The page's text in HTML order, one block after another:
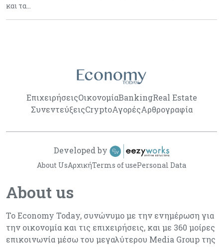
και τα…
ΕπιχειρήσειςΟικονομίαBankingReal Estate
ΣυνεντεύξειςCryptoΑγορέςΑρθρογραφία
About us
Το Economy Today, συνώνυμο με την ενημέρωση για
την οικονομία και τις επιχειρήσεις, και με 360 μοίρες
επικοινωνία μέσω του μεγαλύτερου Media Group της
About UsΑρχικήTerms of usePersonal Data
Developed by